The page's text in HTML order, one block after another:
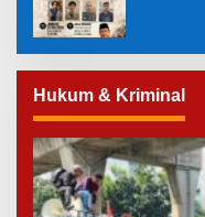
Hukum & Kriminal